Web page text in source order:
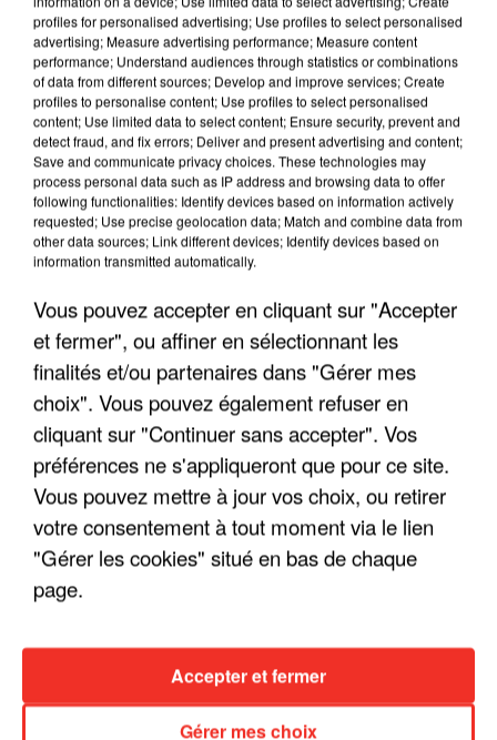
LES INTERVIEWS CHANTE
FRANCE
Voir plus
ENFOIRÉS"
"ON A TOUS LE TRAC"
profiles for personalised advertising; Use profiles to select personalised
advertising; Measure advertising performance; Measure content
performance; Understand audiences through statistics or combinations
of data from different sources; Develop and improve services; Create
profiles to personalise content; Use profiles to select personalised
content; Use limited data to select content; Ensure security, prevent and
detect fraud, and fix errors; Deliver and present advertising and content;
Save and communicate privacy choices. These technologies may
process personal data such as IP address and browsing data to offer
following functionalities: Identify devices based on information actively
requested; Use precise geolocation data; Match and combine data from
other data sources; Link different devices; Identify devices based on
information transmitted automatically.
Vous pouvez accepter en cliquant sur "Accepter
et fermer", ou affiner en sélectionnant les
finalités et/ou partenaires dans "Gérer mes
choix". Vous pouvez également refuser en
cliquant sur "Continuer sans accepter". Vos
préférences ne s'appliqueront que pour ce site.
Vous pouvez mettre à jour vos choix, ou retirer
votre consentement à tout moment via le lien
"Gérer les cookies" situé en bas de chaque
page.
Gérer mes choix
Accepter et fermer